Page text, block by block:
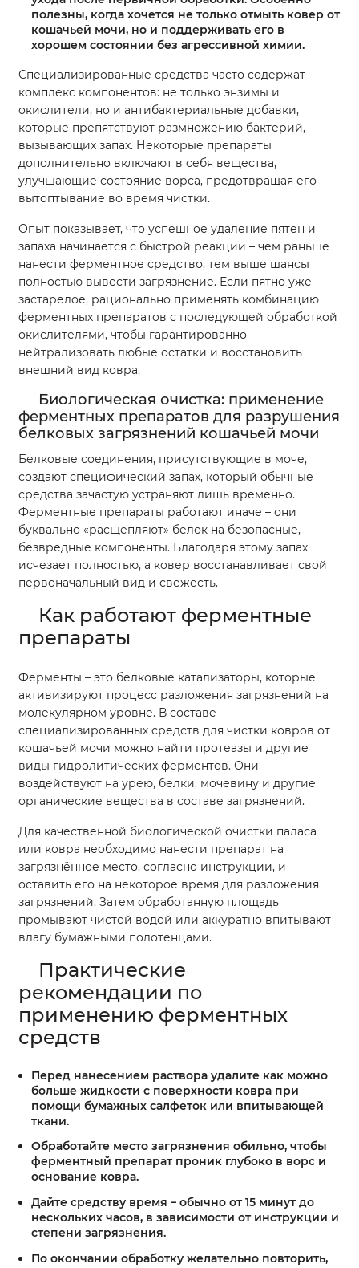
полезны, когда хочется не только отмыть ковер от
кошачьей мочи, но и поддерживать его в
хорошем состоянии без агрессивной химии.
Специализированные средства часто содержат
комплекс компонентов: не только энзимы и
окислители, но и антибактериальные добавки,
которые препятствуют размножению бактерий,
вызывающих запах. Некоторые препараты
дополнительно включают в себя вещества,
улучшающие состояние ворса, предотвращая его
вытоптывание во время чистки.
Опыт показывает, что успешное удаление пятен и
запаха начинается с быстрой реакции – чем раньше
нанести ферментное средство, тем выше шансы
полностью вывести загрязнение. Если пятно уже
застарелое, рационально применять комбинацию
ферментных препаратов с последующей обработкой
окислителями, чтобы гарантированно
нейтрализовать любые остатки и восстановить
внешний вид ковра.
Биологическая очистка: применение
ферментных препаратов для разрушения
белковых загрязнений кошачьей мочи
Белковые соединения, присутствующие в моче,
создают специфический запах, который обычные
средства зачастую устраняют лишь временно.
Ферментные препараты работают иначе – они
буквально «расщепляют» белок на безопасные,
безвредные компоненты. Благодаря этому запах
исчезает полностью, а ковер восстанавливает свой
первоначальный вид и свежесть.
Как работают ферментные
препараты
Ферменты – это белковые катализаторы, которые
активизируют процесс разложения загрязнений на
молекулярном уровне. В составе
специализированных средств для чистки ковров от
кошачьей мочи можно найти протеазы и другие
виды гидролитических ферментов. Они
воздействуют на урею, белки, мочевину и другие
органические вещества в составе загрязнений.
Для качественной биологической очистки паласа
или ковра необходимо нанести препарат на
загрязнённое место, согласно инструкции, и
оставить его на некоторое время для разложения
загрязнений. Затем обработанную площадь
промывают чистой водой или аккуратно впитывают
влагу бумажными полотенцами.
Практические
рекомендации по
применению ферментных
средств
Перед нанесением раствора удалите как можно
больше жидкости с поверхности ковра при
помощи бумажных салфеток или впитывающей
ткани.
Обработайте место загрязнения обильно, чтобы
ферментный препарат проник глубоко в ворс и
основание ковра.
Дайте средству время – обычно от 15 минут до
нескольких часов, в зависимости от инструкции и
степени загрязнения.
По окончании обработку желательно повторить,